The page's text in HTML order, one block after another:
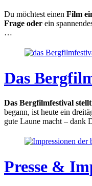
Du möchtest einen Film
Frage oder ein
…
Das
Das Bergfilmfestival
begann, ist heute ein
gute Laune macht –
Presse &